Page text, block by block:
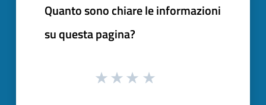
Quanto sono chiare le informazioni
su questa pagina?